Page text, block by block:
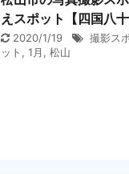
えスポット【四国八十
2020/1/19 撮影ス
ット , 1月 , 松山